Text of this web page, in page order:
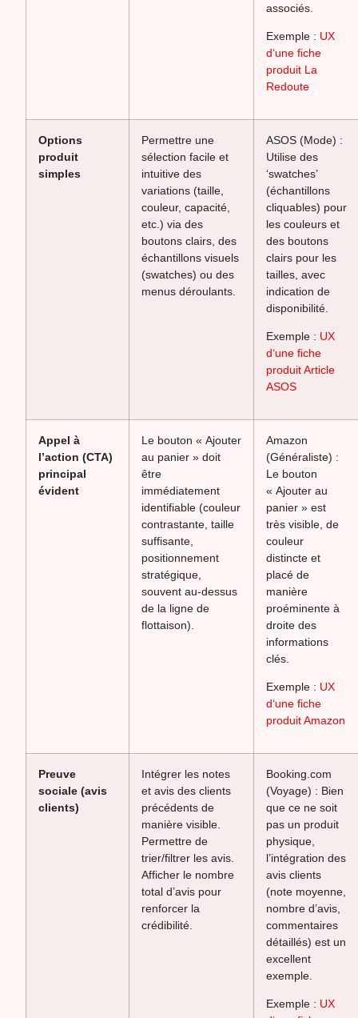
associés.
Exemple : UX
d‘une fiche
produit La
Redoute
Options
produit
simples
Permettre une
sélection facile et
intuitive des
variations (taille,
couleur, capacité,
etc.) via des
boutons clairs, des
échantillons visuels
(swatches) ou des
menus déroulants.
ASOS (Mode) :
Utilise des
‘swatches’
(échantillons
cliquables) pour
les couleurs et
des boutons
clairs pour les
tailles, avec
indication de
disponibilité.
Exemple : UX
d‘une fiche
produit Article
ASOS
Appel à
l’action (CTA)
principal
évident
Le bouton « Ajouter
au panier » doit
être
immédiatement
identifiable (couleur
contrastante, taille
suffisante,
positionnement
stratégique,
souvent au-dessus
de la ligne de
flottaison).
Amazon
(Généraliste) :
Le bouton
« Ajouter au
panier » est
très visible, de
couleur
distincte et
placé de
manière
proéminente à
droite des
informations
clés.
Exemple : UX
d‘une fiche
produit Amazon
Preuve
sociale (avis
clients)
Intégrer les notes
et avis des clients
précédents de
manière visible.
Permettre de
trier/filtrer les avis.
Afficher le nombre
total d’avis pour
renforcer la
crédibilité.
Booking.com
(Voyage) : Bien
que ce ne soit
pas un produit
physique,
l’intégration des
avis clients
(note moyenne,
nombre d’avis,
commentaires
détaillés) est un
excellent
exemple.
Exemple : UX